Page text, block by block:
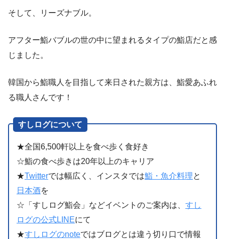
そして、リーズナブル。
アフター鮨バブルの世の中に望まれるタイプの鮨店だと感
じました。
韓国から鮨職人を目指して来日された親方は、鮨愛あふれ
る職人さんです！
すしログについて
★全国6,500軒以上を食べ歩く食好き
☆鮨の食べ歩きは20年以上のキャリア
★Twitterでは幅広く、インスタでは鮨・魚介料理と
日本酒を
☆「すしログ鮨会」などイベントのご案内は、 すし
ログの公式LINEにて
★すしログのnoteではブログとは違う切り口で情報